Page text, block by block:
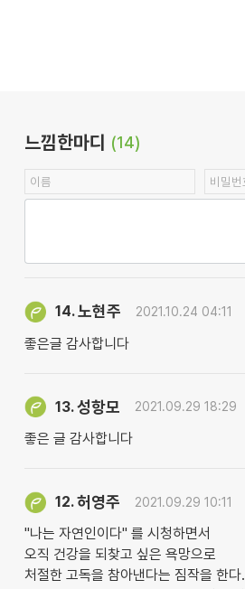
느낌한마디 (14)
14.노현주 2021.10.24 04:11
좋은글 감사합니다
13.성항모 2021.09.29 18:29
좋은 글 감사합니다
12.허영주 2021.09.29 10:11
"나는 자연인이다" 를 시청하면서
오직 건강을 되찾고 싶은 욕망으로
처절한 고독을 참아낸다는 짐작을 한다.